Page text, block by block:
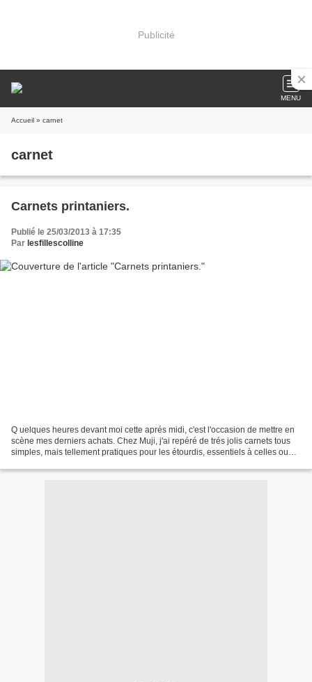
Publicité
MENU
Accueil » carnet
carnet
Carnets printaniers.
Publié le 25/03/2013 à 17:35
Par lesfillescolline
Q uelques heures devant moi cette aprés midi, c'est l'occasion de mettre en
scène mes derniers achats. Chez Muji, j'ai repéré de trés jolis carnets tous
simples, mais tellement pratiques pour les étourdis, essentiels à celles ou